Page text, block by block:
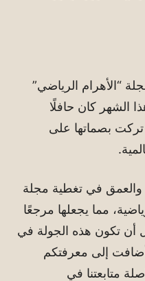
“الأهرام الرياضي”
الشهر كان حافلًا
تركت بصماتها على
في تغطية مجلة
مما يجعلها مرجعًا
أن تكون هذه الجولة في
إلى معرفتكم
متابعتنا في